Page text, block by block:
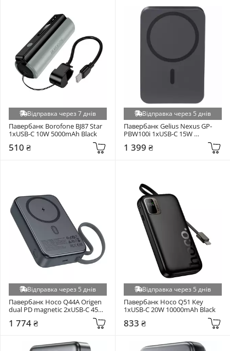
Відправка через 7 днів
Павербанк Borofone BJ87 Star
1xUSB-C 10W 5000mAh Black
510 ₴
Відправка через 5 днів
Павербанк Gelius Nexus GP-
PBW100i 1xUSB-C 15W
1 399 ₴
Відправка через 5 днів
Павербанк Hoco Q44A Origen
dual PD magnetic 2xUSB-C 45W
1 774 ₴
Відправка через 5 днів
Павербанк Hoco Q51 Key
1xUSB-C 20W 10000mAh Black
833 ₴